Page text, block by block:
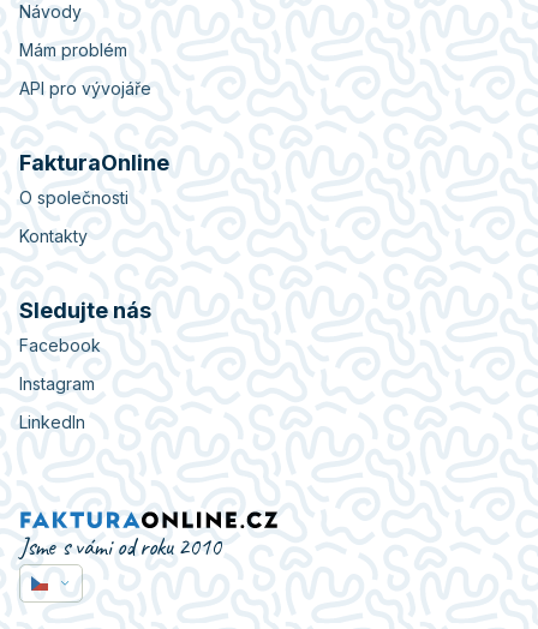
Návody
Mám problém
API pro vývojáře
FakturaOnline
O společnosti
Kontakty
Sledujte nás
Facebook
Instagram
LinkedIn
Jsme s vámi od roku 2010